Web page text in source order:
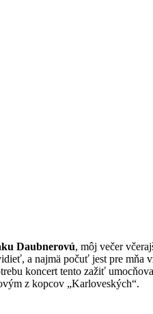
Daubnerovú, môj večer
a najmä počuť jest pre mňa
koncert tento zažiť
z kopcov „Karloveských“.